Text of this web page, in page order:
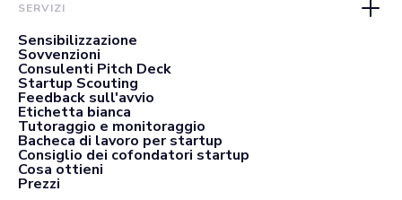
SERVIZI
Sensibilizzazione
Sovvenzioni
Consulenti Pitch Deck
Startup Scouting
Feedback sull'avvio
Etichetta bianca
Tutoraggio e monitoraggio
Bacheca di lavoro per startup
Consiglio dei cofondatori startup
Cosa ottieni
Prezzi